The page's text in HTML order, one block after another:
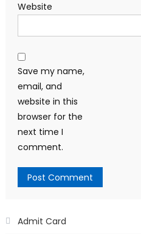
Website
Save my name,
email, and
website in this
browser for the
next time I
comment.
Admit Card